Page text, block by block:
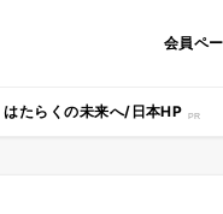
会員ペ
はたらくの未来へ/日本HP